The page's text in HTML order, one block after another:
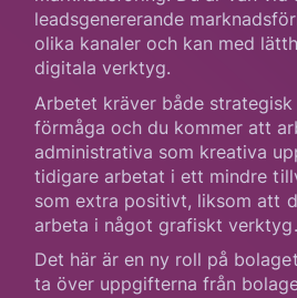
leadsgenererande
olika kanaler och kan med
digitala verktyg.
Arbetet kräver både
förmåga och du kommer att
administrativa som kreativa
tidigare arbetat i ett mindre
som extra positivt, liksom att
arbeta i något grafiskt verktyg.
Det här är en ny roll på
ta över uppgifterna från